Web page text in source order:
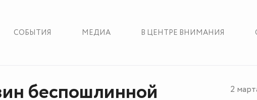
СОБЫТИЯ МЕДИА В ЦЕНТРЕ ВНИМАНИЯ
беспошлинной
2